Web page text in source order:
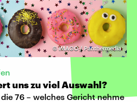
©IMAGO / Panthermedia
uns zu viel Auswahl?
76 – welches Gericht nehme